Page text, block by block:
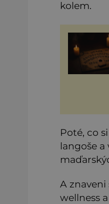
kolem.
Poté, co
langoše
A
wellness